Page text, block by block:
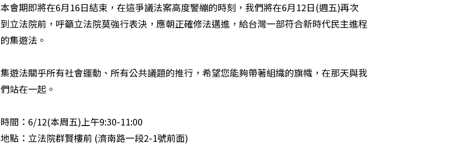
本會期即將在6月16日結束，在這爭議法案高度警繃的時刻，我們將在6月12日(週五)再次
到立法院前，呼籲立法院莫強行表決，應朝正確修法邁進，給台灣一部符合新時代民主進程
的集遊法。
集遊法關乎所有社會運動、所有公共議題的推行，希望您能夠帶著組織的旗幟，在那天與我
們站在一起。
時間：6/12(本周五)上午9:30-11:00
地點：立法院群賢樓前 (濟南路一段2-1號前面)